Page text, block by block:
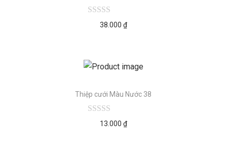
38.000 ₫
Thiệp cưới Màu Nước 38
13.000 ₫